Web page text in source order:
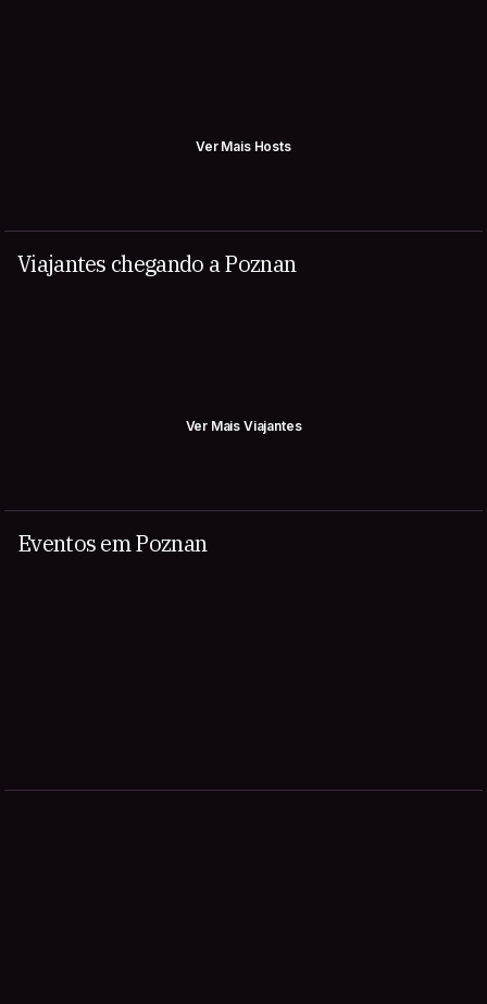
Ver Mais Hosts
Viajantes chegando a Poznan
Ver Mais Viajantes
Eventos em Poznan